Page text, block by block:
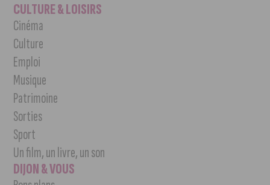
CULTURE & LOISIRS
Cinéma
Culture
Emploi
Musique
Patrimoine
Sorties
Sport
Un film, un livre, un son
DIJON & VOUS